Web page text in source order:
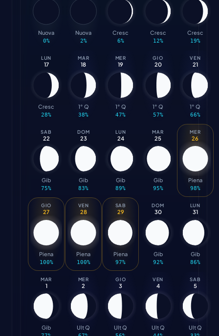
Nuova
0%
Nuova
2%
Cresc
6%
Cresc
12%
Cresc
19%
LUN
17
Cresc
28%
MAR
18
1° Q
38%
MER
19
1° Q
47%
GIO
20
1° Q
57%
VEN
21
1° Q
66%
SAB
22
Gib
75%
DOM
23
Gib
83%
LUN
24
Gib
89%
MAR
25
Gib
95%
MER
26
Piena
98%
GIO
27
Piena
100%
VEN
28
Piena
100%
SAB
29
Piena
97%
DOM
30
Gib
92%
LUN
31
Gib
86%
MAR
1
Gib
MER
2
Ult Q
GIO
3
Ult Q
VEN
4
Ult Q
SAB
5
Ult Q